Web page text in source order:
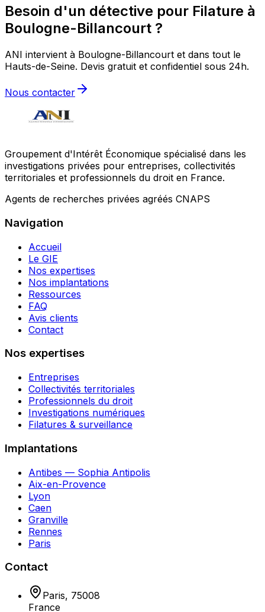
Besoin d'un détective pour Filature à
Boulogne-Billancourt ?
ANI intervient à Boulogne-Billancourt et dans tout le
Hauts-de-Seine. Devis gratuit et confidentiel sous 24h.
Nous contacter
Groupement d'Intérêt Économique spécialisé dans les
investigations privées pour entreprises, collectivités
territoriales et professionnels du droit en France.
Agents de recherches privées agréés CNAPS
Navigation
Accueil
Le GIE
Nos expertises
Nos implantations
Ressources
FAQ
Avis clients
Contact
Nos expertises
Entreprises
Collectivités territoriales
Professionnels du droit
Investigations numériques
Filatures & surveillance
Implantations
Antibes — Sophia Antipolis
Aix-en-Provence
Lyon
Caen
Granville
Rennes
Paris
Contact
Paris, 75008
France